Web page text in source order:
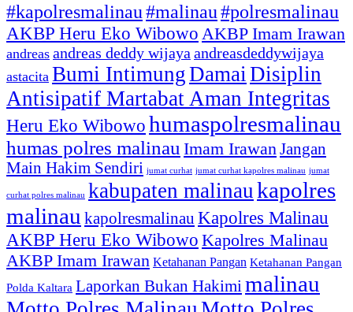
#kapolresmalinau#malinau#polresmalinau
AKBP Heru Eko Wibowo AKBP Imam Irawan
andreas andreas deddy wijaya andreasdeddywijaya
astacita Bumi IntimungDamaiDisiplin
Antisipatif Martabat Aman Integritas
Heru Eko Wibowohumaspolresmalinau
humas polres malinau Imam IrawanJangan
Main Hakim Sendiri jumat curhat jumat curhat kapolres malinau jumat
curhat polres malinau kabupaten malinaukapolres
malinau kapolresmalinau Kapolres Malinau
AKBP Heru Eko Wibowo Kapolres Malinau
AKBP Imam Irawan Ketahanan Pangan Ketahanan Pangan
Polda Kaltara Laporkan Bukan Hakimi malinau